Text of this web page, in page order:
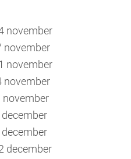
november
november
november
november
november
december